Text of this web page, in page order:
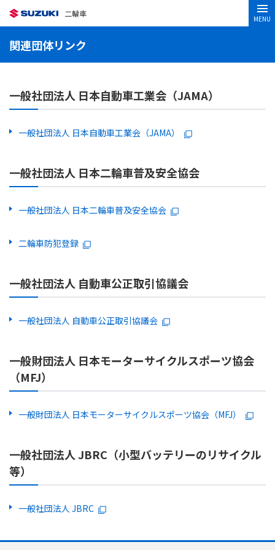
二輪車
MENU
関連団体リンク
一般社団法人 日本自動車工業会（JAMA）
一般社団法人 日本自動車工業会（JAMA）
一般社団法人 日本二輪車普及安全協会
一般社団法人 日本二輪車普及安全協会
二輪車防犯登録
一般社団法人 自動車公正取引協議会
一般社団法人 自動車公正取引協議会
一般財団法人 日本モーターサイクルスポーツ協会
（MFJ）
一般財団法人 日本モーターサイクルスポーツ協会（MFJ）
一般社団法人 JBRC（小型バッテリーのリサイクル
等）
一般社団法人 JBRC